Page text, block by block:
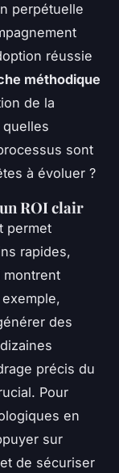
perpétuelle
réussie
méthodique
de la
quelles
sont
à évoluer ?
ROI clair
permet
rapides,
montrent
exemple,
des
précis du
Pour
en
sur
de sécuriser